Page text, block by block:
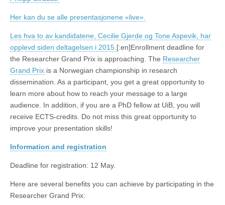
Her kan du se alle presentasjonene «live».
Les hva to av kandidatene, Cecilie Gjerde og Tone Aspevik, har
opplevd siden deltagelsen i 2015.[:en]Enrollment deadline for
the Researcher Grand Prix is approaching. The Researcher
Grand Prix is a Norwegian championship in research
dissemination. As a participant, you get a great opportunity to
learn more about how to reach your message to a large
audience. In addition, if you are a PhD fellow at UiB, you will
receive ECTS-credits. Do not miss this great opportunity to
improve your presentation skills!
Information and registration
Deadline for registration: 12 May.
Here are several benefits you can achieve by participating in the
Researcher Grand Prix: